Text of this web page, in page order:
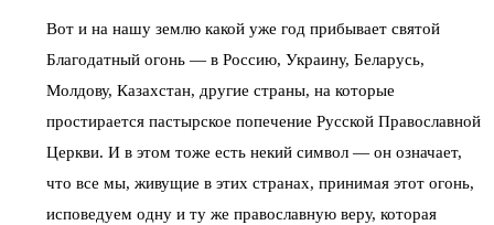
Вот и на нашу землю какой уже год прибывает святой
Благодатный огонь — в Россию, Украину, Беларусь,
Молдову, Казахстан, другие страны, на которые
простирается пастырское попечение Русской Православной
Церкви. И в этом тоже есть некий символ — он означает,
что все мы, живущие в этих странах, принимая этот огонь,
исповедуем одну и ту же православную веру, которая